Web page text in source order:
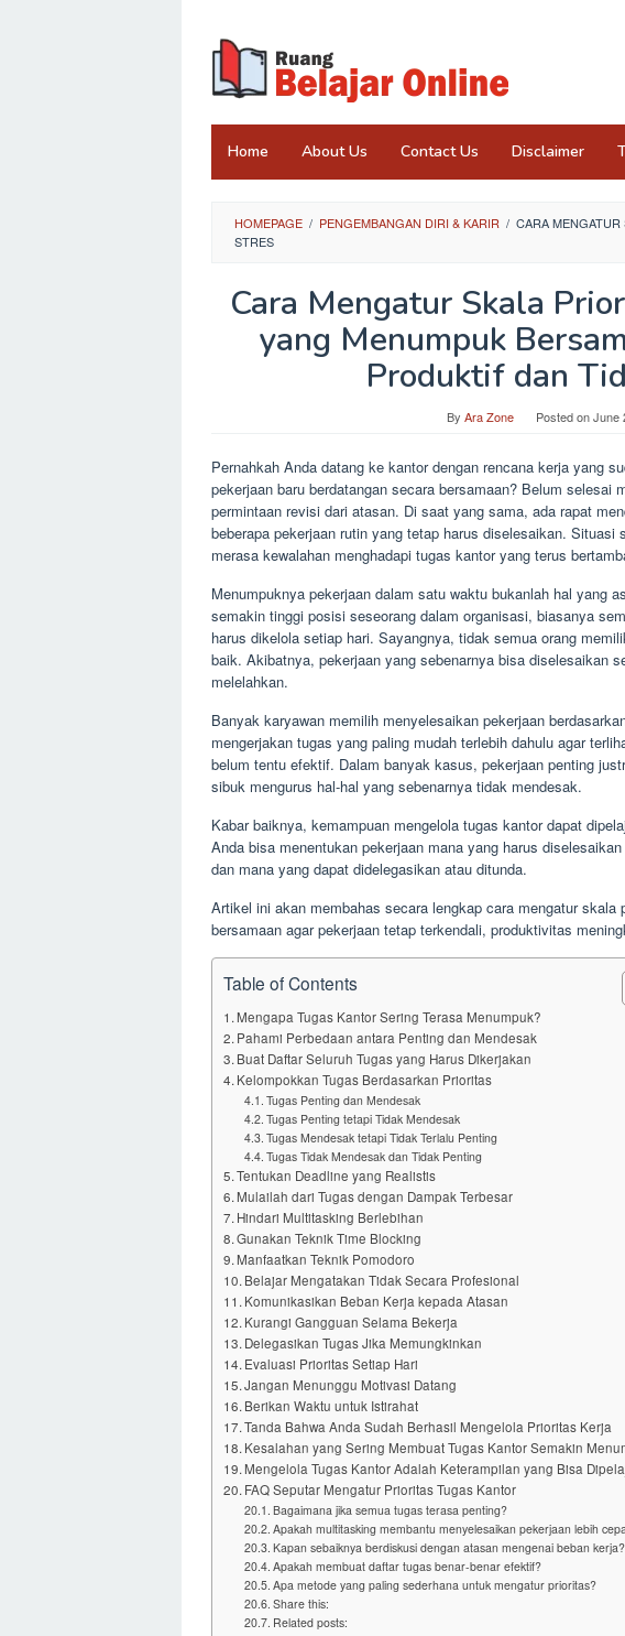
content
Home About Us Contact Us Disclaimer
HOMEPAGE / PENGEMBANGAN DIRI & KARIR / CARA
STRES
Cara Mengatur Skala
yang Menumpuk
Produktif dan
By Ara Zone Posted onJune
Pernahkah Anda datang ke kantor dengan rencana kerja yang
pekerjaan baru berdatangan secara bersamaan? Belum selesai
permintaan revisi dari atasan. Di saat yang sama, ada rapat
beberapa pekerjaan rutin yang tetap harus diselesaikan.
merasa kewalahan menghadapi tugas kantor yang terus
Menumpuknya pekerjaan dalam satu waktu bukanlah hal yang
semakin tinggi posisi seseorang dalam organisasi, biasanya
harus dikelola setiap hari. Sayangnya, tidak semua orang
baik. Akibatnya, pekerjaan yang sebenarnya bisa diselesaikan
melelahkan.
Banyak karyawan memilih menyelesaikan pekerjaan
mengerjakan tugas yang paling mudah terlebih dahulu agar
belum tentu efektif. Dalam banyak kasus, pekerjaan penting
sibuk mengurus hal-hal yang sebenarnya tidak mendesak.
Kabar baiknya, kemampuan mengelola tugas kantor dapat
Anda bisa menentukan pekerjaan mana yang harus
dan mana yang dapat didelegasikan atau ditunda.
Artikel ini akan membahas secara lengkap cara mengatur
bersamaan agar pekerjaan tetap terkendali, produktivitas
Table of Contents
Mengapa Tugas Kantor Sering Terasa Menumpuk?
Pahami Perbedaan antara Penting dan Mendesak
Buat Daftar Seluruh Tugas yang Harus Dikerjakan
Kelompokkan Tugas Berdasarkan Prioritas
Tugas Penting dan Mendesak
Tugas Penting tetapi Tidak Mendesak
Tugas Mendesak tetapi Tidak Terlalu Penting
Tugas Tidak Mendesak dan Tidak Penting
Tentukan Deadline yang Realistis
Mulailah dari Tugas dengan Dampak Terbesar
Hindari Multitasking Berlebihan
Gunakan Teknik Time Blocking
Manfaatkan Teknik Pomodoro
Belajar Mengatakan Tidak Secara Profesional
Komunikasikan Beban Kerja kepada Atasan
Kurangi Gangguan Selama Bekerja
Delegasikan Tugas Jika Memungkinkan
Evaluasi Prioritas Setiap Hari
Jangan Menunggu Motivasi Datang
Berikan Waktu untuk Istirahat
Tanda Bahwa Anda Sudah Berhasil Mengelola Prioritas Kerja
Kesalahan yang Sering Membuat Tugas Kantor Semakin
Mengelola Tugas Kantor Adalah Keterampilan yang Bisa
FAQ Seputar Mengatur Prioritas Tugas Kantor
Bagaimana jika semua tugas terasa penting?
Apakah multitasking membantu menyelesaikan pekerjaan lebih
Kapan sebaiknya berdiskusi dengan atasan mengenai beban kerja?
Apakah membuat daftar tugas benar-benar efektif?
Apa metode yang paling sederhana untuk mengatur prioritas?
Share this:
Related posts: